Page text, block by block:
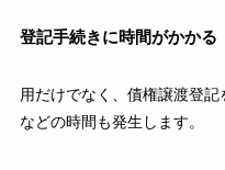
登記手続きに時間がかかる
用だけでなく、債権譲渡登
などの時間も発生します。